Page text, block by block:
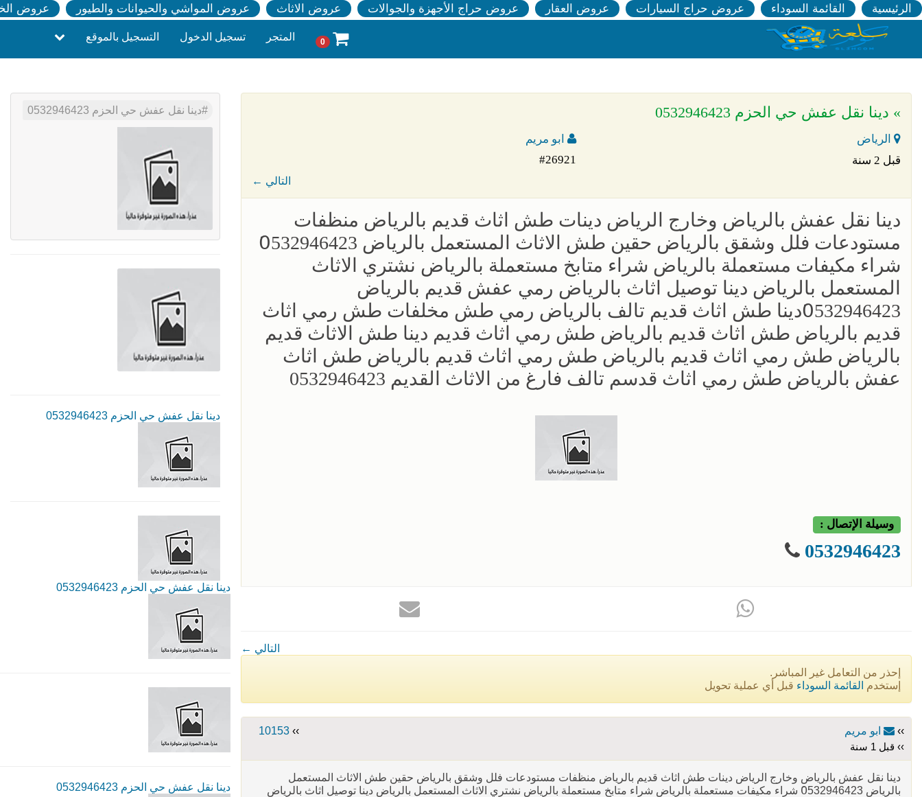
الرئيسية القائمة السوداء عروض حراج السيارات عروض العقار عروض حراج الأجهزة والجوالات عروض الاثاث عروض المواشي والحيوانات والطيور عروض
0 المتجر تسجيل الدخول التسجيل بالموقع
» دينا نقل عفش حي الحزم 0532946423
الرياض
ابو مريم
قبل 2 سنة
#26921
← التالي
دينا نقل عفش بالرياض وخارج الرياض دينات طش اثاث قديم بالرياض منظفات
مستودعات فلل وشقق بالرياض حقين طش الاثاث المستعمل بالرياض 0َ532946423
شراء مكيفات مستعملة بالرياض شراء متابخ مستعملة بالرياض نشتري الاثاث
المستعمل بالرياض دينا توصيل اثاث بالرياض رمي عفش قديم بالرياض
0َ532946423دينا طش اثاث قديم تالف بالرياض رمي طش مخلفات طش رمي اثاث
قديم بالرياض طش اثاث قديم بالرياض طش رمي اثاث قديم دينا طش الاثاث قديم
بالرياض طش رمي اثاث قديم بالرياض طش رمي اثاث قديم بالرياض طش اثاث
عفش بالرياض طش رمي اثاث قدسم تالف فارغ من الاثاث القديم 0532946423
وسيلة الإتصال :
0532946423
← التالي
إحذر من التعامل غير المباشر.
إستخدم القائمة السوداء قبل أي عملية تحويل
›› ابو مريم ››
10153
›› قبل 1 سنة
دينا نقل عفش بالرياض وخارج الرياض دينات طش اثاث قديم بالرياض منظفات مستودعات فلل وشقق بالرياض حقين طش الاثاث المستعمل
بالرياض 0َ532946423 شراء مكيفات مستعملة بالرياض شراء متابخ مستعملة بالرياض نشتري الاثاث المستعمل بالرياض دينا توصيل اثاث بالرياض
دينا نقل عفش حي الحزم 0532946423
دينا نقل عفش حي الحزم 0532946423
دينا نقل عفش حي الحزم 0532946423
دينا نقل عفش حي الحزم 0532946423